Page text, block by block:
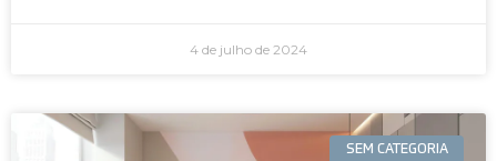
4 de julho de 2024
SEM CATEGORIA